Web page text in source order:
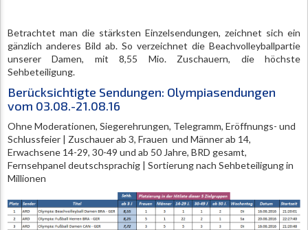
Betrachtet man die stärksten Einzelsendungen, zeichnet sich ein
gänzlich anderes Bild ab. So verzeichnet die Beachvolleyballpartie
unserer Damen, mit 8,55 Mio. Zuschauern, die höchste
Sehbeteiligung.
Berücksichtigte Sendungen: Olympiasendungen
vom 03.08.-21.08.16
Ohne Moderationen, Siegerehrungen, Telegramm, Eröffnungs- und
Schlussfeier | Zuschauer ab 3, Frauen und Männer ab 14,
Erwachsene 14-29, 30-49 und ab 50 Jahre, BRD gesamt,
Fernsehpanel deutschsprachig | Sortierung nach Sehbeteiligung in
Millionen